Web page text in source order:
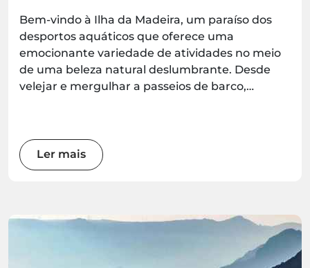
Bem-vindo à Ilha da Madeira, um paraíso dos
desportos aquáticos que oferece uma
emocionante variedade de atividades no meio
de uma beleza natural deslumbrante. Desde
velejar e mergulhar a passeios de barco,
Prepare-se para mergulhar nas maravilhas
desta jóia do Atlântico enquanto exploramos os
Ler mais